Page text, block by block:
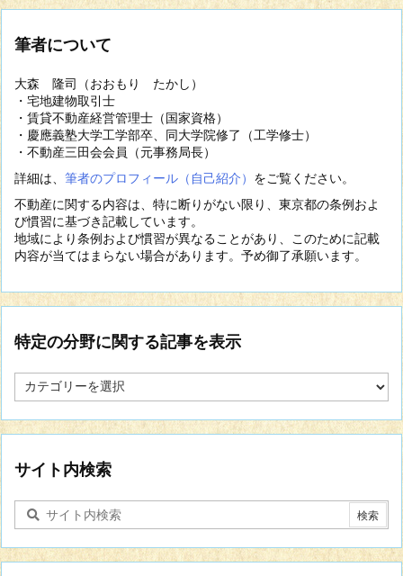
筆者について
大森 隆司（おおもり たかし）
・宅地建物取引士
・賃貸不動産経営管理士（国家資格）
・慶應義塾大学工学部卒、同大学院修了（工学修士）
・不動産三田会会員（元事務局長）
詳細は、 筆者のプロフィール（自己紹介） をご覧ください。
不動産に関する内容は、特に断りがない限り、東京都の条例およ
び慣習に基づき記載しています。
地域により条例および慣習が異なることがあり、このために記載
内容が当てはまらない場合があります。予め御了承願います。
特定の分野に関する記事を表示
定
分
に
関
す
記
事
を
サイト内検索